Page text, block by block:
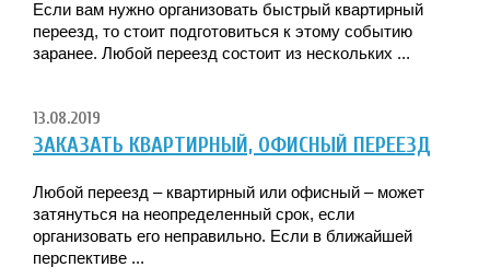
Если вам нужно организовать быстрый квартирный
переезд, то стоит подготовиться к этому событию
заранее. Любой переезд состоит из нескольких ...
13.08.2019
ЗАКАЗАТЬ КВАРТИРНЫЙ, ОФИСНЫЙ ПЕРЕЕЗД
Любой переезд – квартирный или офисный – может
затянуться на неопределенный срок, если
организовать его неправильно. Если в ближайшей
перспективе ...